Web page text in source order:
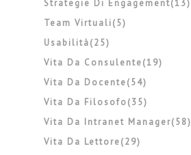
Strategie Di Engagement(13)
Team Virtuali(5)
Usabilità(25)
Vita Da Consulente(19)
Vita Da Docente(54)
Vita Da Filosofo(35)
Vita Da Intranet Manager(58)
Vita Da Lettore(29)